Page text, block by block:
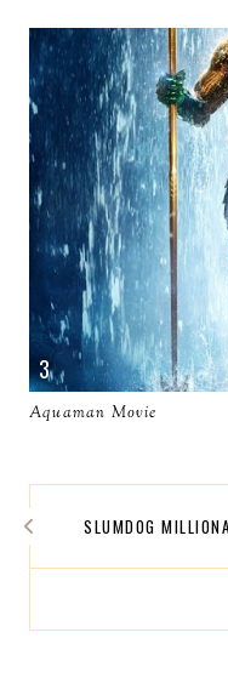
Aquaman Movie
SLUMDOG